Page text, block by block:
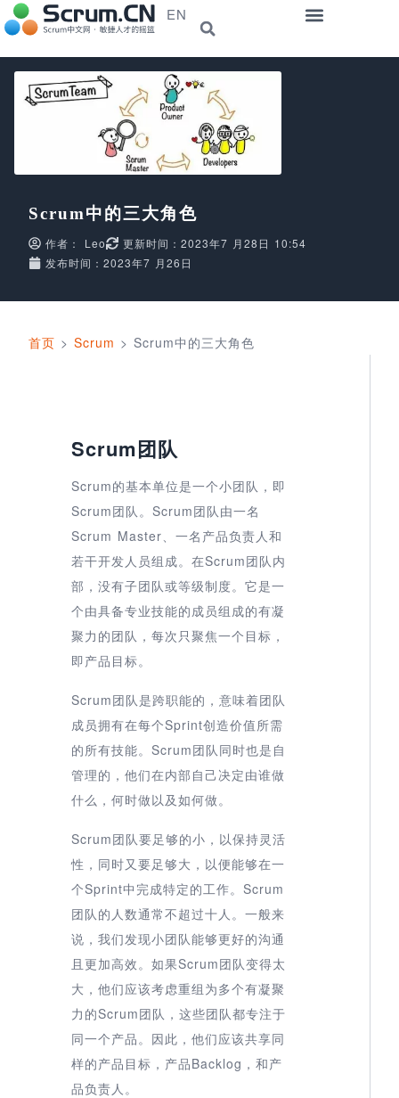
EN
Scrum中的三大角色
作者： Leo
更新时间：2023年7 月28日 10:54
发布时间：2023年7 月26日
首页 > Scrum > Scrum中的三大角色
Scrum团队
Scrum的基本单位是一个小团队，即
Scrum团队。Scrum团队由一名
Scrum Master、一名产品负责人和
若干开发人员组成。在Scrum团队内
部，没有子团队或等级制度。它是一
个由具备专业技能的成员组成的有凝
聚力的团队，每次只聚焦一个目标，
即产品目标。
Scrum团队是跨职能的，意味着团队
成员拥有在每个Sprint创造价值所需
的所有技能。Scrum团队同时也是自
管理的，他们在内部自己决定由谁做
什么，何时做以及如何做。
Scrum团队要足够的小，以保持灵活
性，同时又要足够大，以便能够在一
个Sprint中完成特定的工作。Scrum
团队的人数通常不超过十人。一般来
说，我们发现小团队能够更好的沟通
且更加高效。如果Scrum团队变得太
大，他们应该考虑重组为多个有凝聚
力的Scrum团队，这些团队都专注于
同一个产品。因此，他们应该共享同
样的产品目标，产品Backlog，和产
品负责人。